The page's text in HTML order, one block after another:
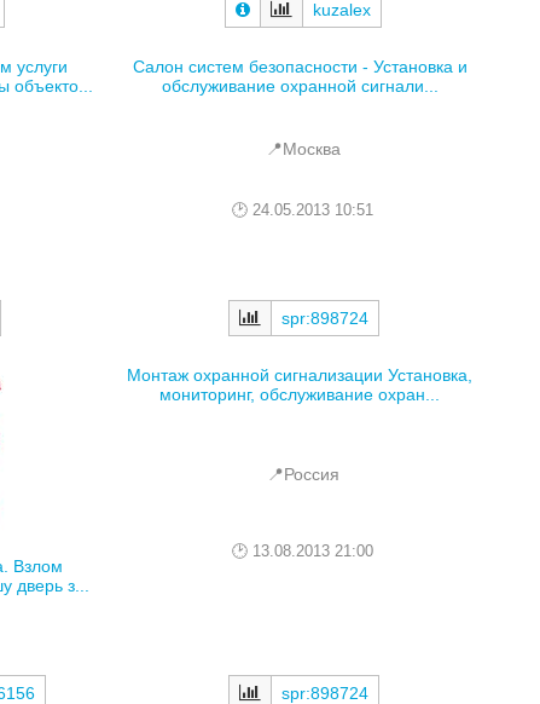
kuzalex
услуги
объекто...
Салон систем безопасности - Установка и
обслуживание охранной сигнали...
📍Москва
24.05.2013 10:51
spr:898724
Взлом
дверь з...
Монтаж охранной сигнализации Установка,
мониторинг, обслуживание охран...
📍Россия
13.08.2013 21:00
spr:898724